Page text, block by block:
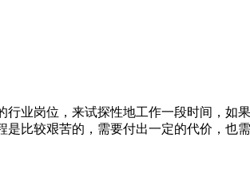
业岗位，来试探性地工作一段时间，如
比较艰苦的，需要付出一定的代价，也需